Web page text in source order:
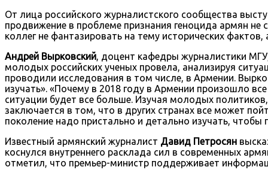
От лица российского журналистского сообщества
продвижение в проблеме признания геноцида армян не
коллег не фантазировать на тему исторических
Андрей Вырковский, доцент кафедры журналистики
молодых российских ученых провела, анализируя
проводили исследования в том числе, в Армении.
изучать». «Почему в 2018 году в Армении произошло
ситуации будет все больше. Изучая молодых
заключается в том, что в других странах все может
поколение надо пристально и детально изучать,
Известный армянский журналист Давид Петросян
коснулся внутреннего расклада сил в современных
отметил, что премьер-министр поддерживает